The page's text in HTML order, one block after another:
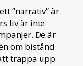
”narrativ” är
liv är inte
De är
om bistånd
trappa upp